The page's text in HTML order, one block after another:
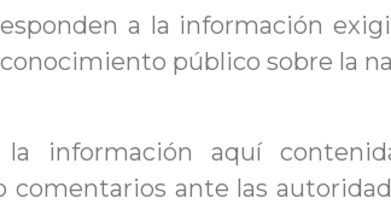
a la información
público sobre la
la información aquí
comentarios ante las